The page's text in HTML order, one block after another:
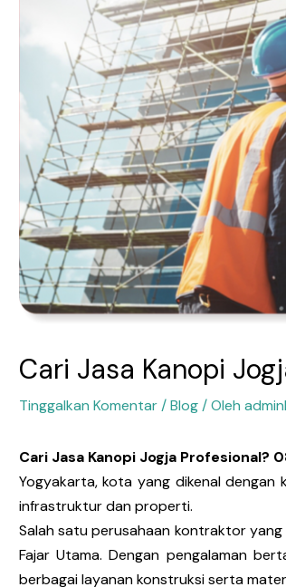
Cari Jasa Kanopi
Tinggalkan Komentar /Blog/ Oleh
Cari Jasa Kanopi Jogja Profesional?
Yogyakarta, kota yang dikenal dengan
infrastruktur dan properti.
Salah satu perusahaan kontraktor
Fajar Utama. Dengan pengalaman
berbagai layanan konstruksi serta